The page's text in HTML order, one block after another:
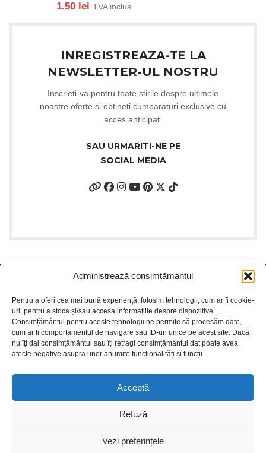
Administrează consimțământul
Pentru a oferi cea mai bună experiență, folosim tehnologii, cum ar fi cookie-
uri, pentru a stoca și/sau accesa informațiile despre dispozitive.
Consimțământul pentru aceste tehnologii ne permite să procesăm date,
cum ar fi comportamentul de navigare sau ID-uri unice pe acest site. Dacă
nu îți dai consimțământul sau îți retragi consimțământul dat poate avea
afecte negative asupra unor anumite funcționalități și funcții.
Acceptă
Refuză
Vezi preferințele
1.50 lei TVA inclus
INREGISTREAZA-TE LA
NEWSLETTER-UL NOSTRU
Inscrieti-va pentru toate stirile despre ultimele
noastre oferte si obtineti cumparaturi exclusive cu
acces anticipat.
SAU URMARITI-NE PE
SOCIAL MEDIA
DATE FIRMA
NE GASITI SI PE SOCIAL MEDIA
PENTRU INFORMATII COMENZI
PLATI SIGUR PRIN MOBILPAY